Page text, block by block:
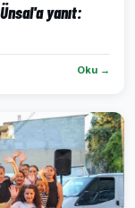
yanıt:
Oku →